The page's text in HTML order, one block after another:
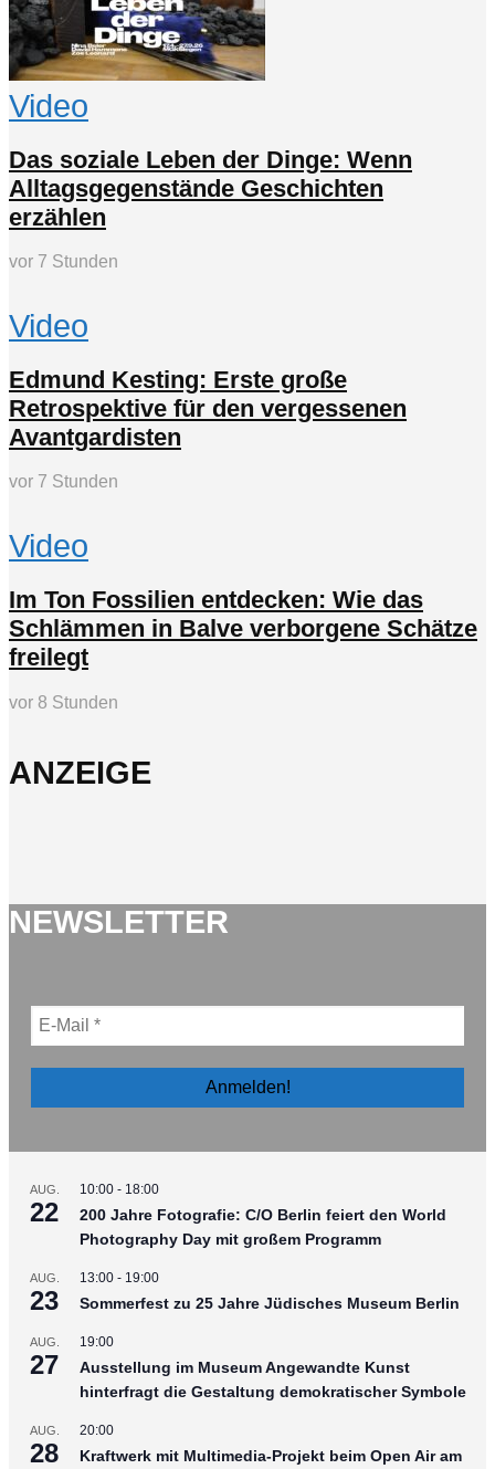
Video
Das soziale Leben der Dinge: Wenn
Alltagsgegenstände Geschichten
erzählen
vor 7 Stunden
Video
Edmund Kesting: Erste große
Retrospektive für den vergessenen
Avantgardisten
vor 7 Stunden
Video
Im Ton Fossilien entdecken: Wie das
Schlämmen in Balve verborgene Schätze
freilegt
vor 8 Stunden
ANZEIGE
NEWSLETTER
AUG.
22
10:00 - 18:00
200 Jahre Fotografie: C/O Berlin feiert den World
Photography Day mit großem Programm
AUG.
23
13:00 - 19:00
Sommerfest zu 25 Jahre Jüdisches Museum Berlin
AUG.
27
19:00
Ausstellung im Museum Angewandte Kunst
hinterfragt die Gestaltung demokratischer Symbole
AUG.
28
20:00
Kraftwerk mit Multimedia-Projekt beim Open Air am